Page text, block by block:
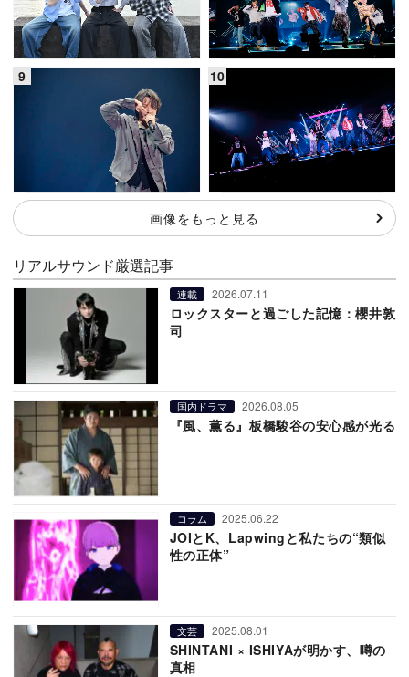
画像をもっと見る
リアルサウンド厳選記事
連載 2026.07.11
ロックスターと過ごした記憶：櫻井敦
司
国内ドラマ 2026.08.05
『風、薫る』板橋駿谷の安心感が光る
コラム 2025.06.22
JOIとK、Lapwingと私たちの“類似
性の正体”
文芸 2025.08.01
SHINTANI × ISHIYAが明かす、噂の
真相